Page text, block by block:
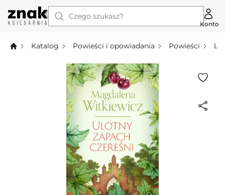
Czego szukasz?
Konto
Katalog Powieści i opowiadania Powieści